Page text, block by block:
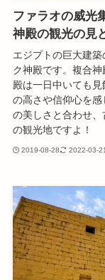
ファラオの威光
神殿の観光の見
エジプトの巨大建
ク神殿です。複合
殿は一日中いても
の高さや信仰心を感
の美しさと合わせ
の観光地ですよ！
2019-08-28 2022-03-21